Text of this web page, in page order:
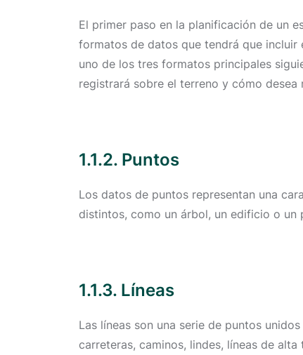
El primer paso en la planificación de un
formatos de datos que tendrá que incluir
uno de los tres formatos principales
registrará sobre el terreno y cómo desea
1.1.2. Puntos
Los datos de puntos representan una
distintos, como un árbol, un edificio o un
1.1.3. Líneas
Las líneas son una serie de puntos
carreteras, caminos, lindes, líneas de